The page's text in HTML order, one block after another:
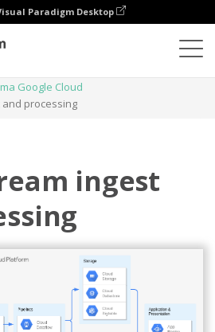
Paradigm Desktop
Google Cloud
processing
ingest